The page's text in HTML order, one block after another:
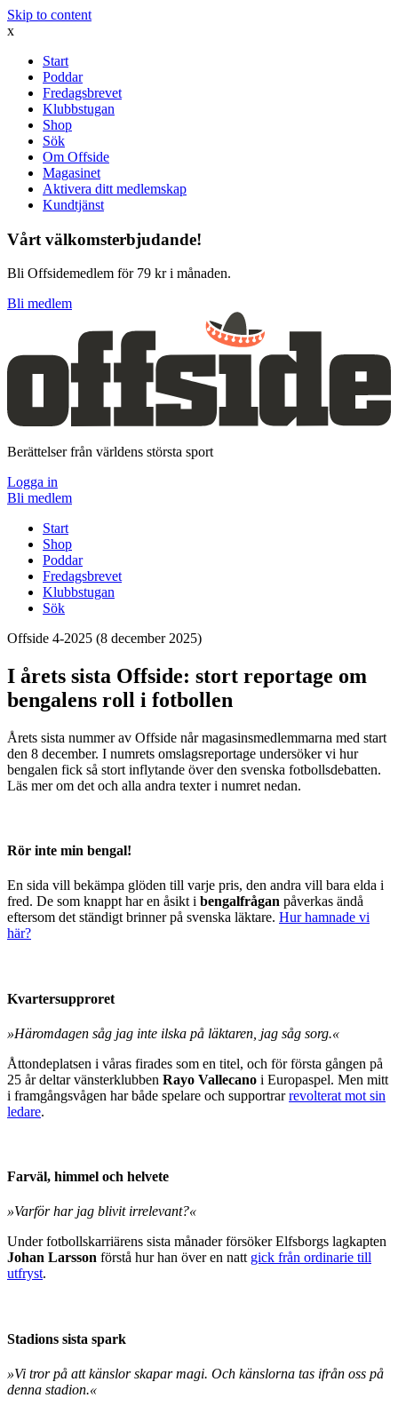
Skip to content
x
Start
Poddar
Fredagsbrevet
Klubbstugan
Shop
Sök
Om Offside
Magasinet
Aktivera ditt medlemskap
Kundtjänst
Vårt välkomsterbjudande!
Bli Offsidemedlem för 79 kr i månaden.
Bli medlem
Berättelser från världens största sport
Logga in
Bli medlem
Start
Shop
Poddar
Fredagsbrevet
Klubbstugan
Sök
Offside 4-2025 (8 december 2025)
I årets sista Offside: stort reportage om
bengalens roll i fotbollen
Årets sista nummer av Offside når magasinsmedlemmarna med start
den 8 december. I numrets omslagsreportage undersöker vi hur
bengalen fick så stort inflytande över den svenska fotbollsdebatten.
Läs mer om det och alla andra texter i numret nedan.
Rör inte min bengal!
En sida vill bekämpa glöden till varje pris, den andra vill bara elda i
fred. De som knappt har en åsikt i bengalfrågan påverkas ändå
eftersom det ständigt brinner på svenska läktare. Hur hamnade vi
här?
Kvartersupproret
»Häromdagen såg jag inte ilska på läktaren, jag såg sorg.«
Åttondeplatsen i våras firades som en titel, och för första gången på
25 år deltar vänsterklubben Rayo Vallecano i Europaspel. Men mitt
i framgångsvågen har både spelare och supportrarrevolterat mot sin
ledare.
Farväl, himmel och helvete
»Varför har jag blivit irrelevant?«
Under fotbollskarriärens sista månader försöker Elfsborgs lagkapten
Johan Larsson förstå hur han över en natt gick från ordinarie till
utfryst.
Stadions sista spark
»Vi tror på att känslor skapar magi. Och känslorna tas ifrån oss på
denna stadion.«